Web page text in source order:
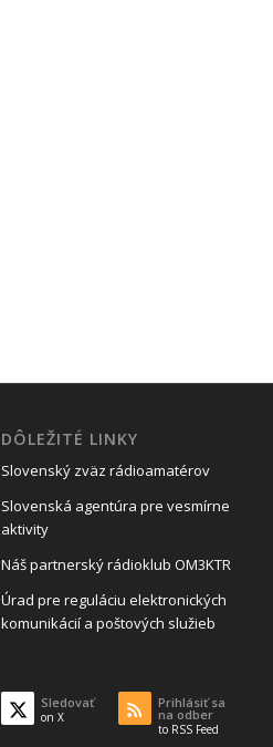
DÔLEŽITÉ LINKY
Slovenský zväz rádioamatérov
Slovenská agentúra pre vesmírne
aktivity
Náš partnerský rádioklub OM3KTR
Úrad pre reguláciu elektronických
komunikácií a poštových služieb
Sledovať
on X
Prihlásiť sa
na odber
to RSS Feed